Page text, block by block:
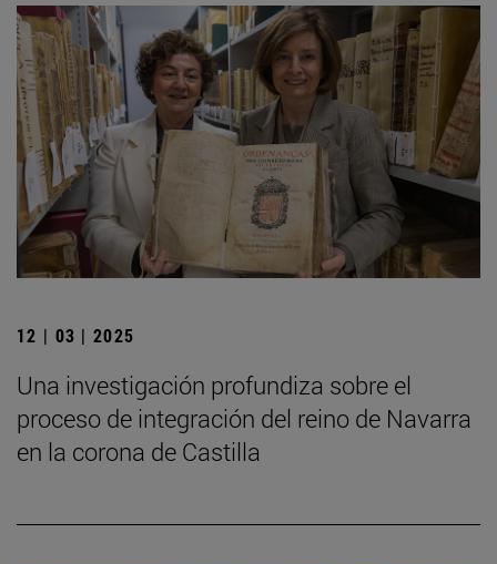
12 | 03 | 2025
Una investigación profundiza sobre el
proceso de integración del reino de Navarra
en la corona de Castilla